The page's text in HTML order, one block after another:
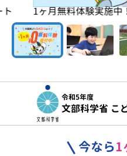
う お子さまの「楽しい
令和5年度
文部科学省 こ
今なら1